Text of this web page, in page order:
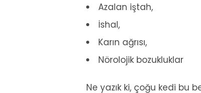
Azalan iştah,
İshal,
Karın ağrısı,
Nörolojik bozukluklar
Ne yazık ki, çoğu kedi bu